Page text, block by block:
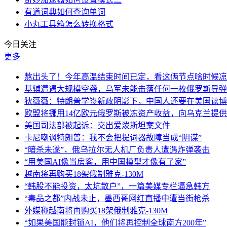
有道词典如何查询单词
小丸工具箱怎么转换格式
今日关注
更多
熬出头了！今年高温结束时间已定，看这俩节点啥时候
基辅遭遇大规模空袭，乌军未能击落任何一枚俄罗斯导弹
狄薇薇：特朗普学签新政阴影下，中国人还要在美国读博
欧盟将挪用14亿欧元俄罗斯被冻资产收益，向乌克兰提
美国司法部被起诉：交出爱泼斯坦案文件
卡尼嘲讽特朗普：我不会把提词器故障当成“阴谋”
“暗杀未遂”，俄乌拉尔无人机厂负责人遭遇炸弹袭击
“用美国AI像当房客，用中国模型才像有了家”
越南将再购买18架俄制雅克-130M
“韩股不能投资，太坑散户”，一篇美媒专栏逼急韩方
“毒品之都”内战未止，墨西哥网红直播中遭当街枪杀
外媒称越南将再购买18架俄制雅克-130M
“如果美国能封锁AI，他们将再控制全球南方200年”